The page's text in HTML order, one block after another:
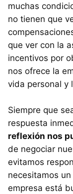
muchas
no tienen que
que ver con la
incentivos por
nos ofrece la
vida personal y
Siempre que
respuesta
reflexión nos
de negociar
evitamos
necesitamos
empresa está